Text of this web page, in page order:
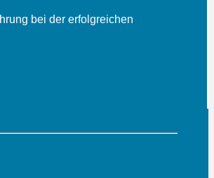
bei der erfolgreichen